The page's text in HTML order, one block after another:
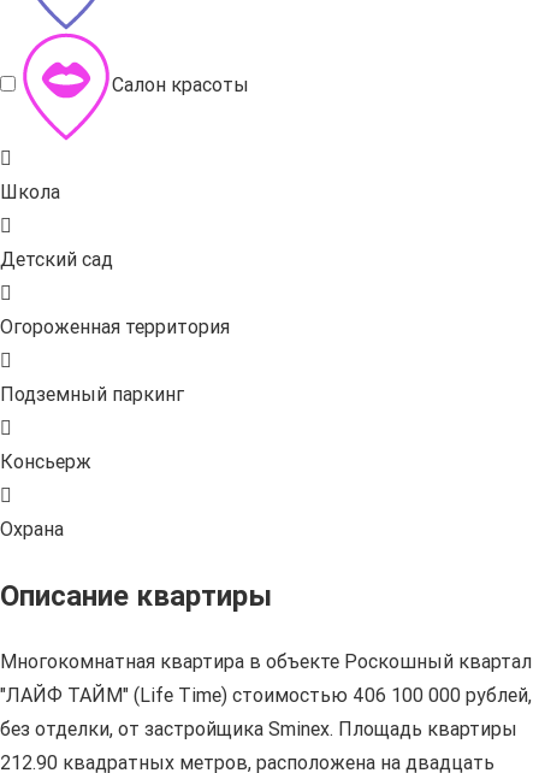
Салон красоты
Школа
Детский сад
Огороженная территория
Подземный паркинг
Консьерж
Охрана
Описание квартиры
Многокомнатная квартира в объекте Роскошный квартал
"ЛАЙФ ТАЙМ" (Life Time) стоимостью 406 100 000 рублей,
без отделки, от застройщика Sminex. Площадь квартиры
212.90 квадратных метров, расположена на двадцать